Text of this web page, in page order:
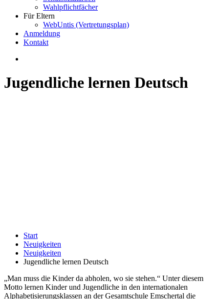
Wahlpflichtfächer
Für Eltern
WebUntis (Vertretungsplan)
Anmeldung
Kontakt
Jugendliche lernen Deutsch
Start
Neuigkeiten
Neuigkeiten
Jugendliche lernen Deutsch
„Man muss die Kinder da abholen, wo sie stehen.“ Unter diesem
Motto lernen Kinder und Jugendliche in den internationalen
Alphabetisierungsklassen an der Gesamtschule Emschertal die